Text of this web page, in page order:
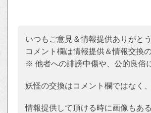
いつもご意見＆情報提供ありがと
コメント欄は情報提供＆情報交換
※ 他者への誹謗中傷や、公的良俗
妖怪の交換はコメント欄ではなく、
情報提供して頂ける時に画像もある